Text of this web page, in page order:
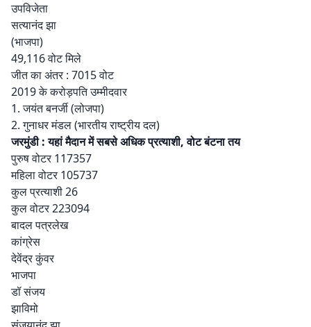
उपविजेता
सत्यानंद झा
(भाजपा)
49,116 वोट मिले
जीत का अंतर : 7015 वोट
2019 के करोड़पति उम्मीदवार
1. जयंत बनर्जी (लोजपा)
2. गुनाधर मंडल (भारतीय राष्ट्रीय दल)
जरमुंडी : यहां मैदान में सबसे अधिक प्रत्याशी, वोट बंटना तय
पुरुष वोटर 117357
महिला वोटर 105737
कुल प्रत्याशी 26
कुल वोटर 223094
बादल पत्रलेख
कांग्रेस
देवेंद्र कुंवर
भाजपा
डॉ संजय
झाविमो